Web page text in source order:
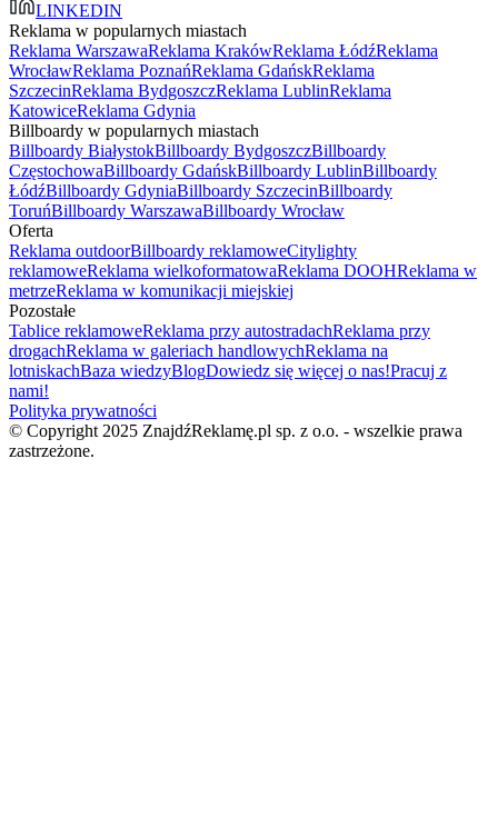
LINKEDIN
Reklama w popularnych miastach
Reklama WarszawaReklama KrakówReklama ŁódźReklama
WrocławReklama PoznańReklama GdańskReklama
SzczecinReklama BydgoszczReklama LublinReklama
KatowiceReklama Gdynia
Billboardy w popularnych miastach
Billboardy BiałystokBillboardy BydgoszczBillboardy
CzęstochowaBillboardy GdańskBillboardy LublinBillboardy
ŁódźBillboardy GdyniaBillboardy SzczecinBillboardy
ToruńBillboardy WarszawaBillboardy Wrocław
Oferta
Reklama outdoorBillboardy reklamoweCitylighty
reklamoweReklama wielkoformatowaReklama DOOHReklama w
metrzeReklama w komunikacji miejskiej
Pozostałe
Tablice reklamoweReklama przy autostradachReklama przy
drogachReklama w galeriach handlowychReklama na
lotniskachBaza wiedzyBlogDowiedz się więcej o nas!Pracuj z
nami!
Polityka prywatności
© Copyright 2025 ZnajdźReklamę.pl sp. z o.o. - wszelkie prawa
zastrzeżone.